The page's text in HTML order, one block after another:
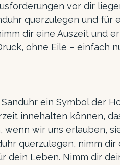
vor dir
querzulegen und für
dir eine Auszeit und
ohne Eile – einfach
ein Symbol der
innehalten können,
wir uns erlauben,
querzulegen, nimm
dein Leben. Nimm dir